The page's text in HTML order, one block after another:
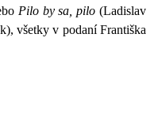
Pilo by sa, pilo (Ladislav
všetky v podaní Františka